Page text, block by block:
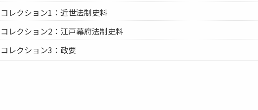
コレクション1：近世法制史料
コレクション2：江戸幕府法制史料
コレクション3：政要